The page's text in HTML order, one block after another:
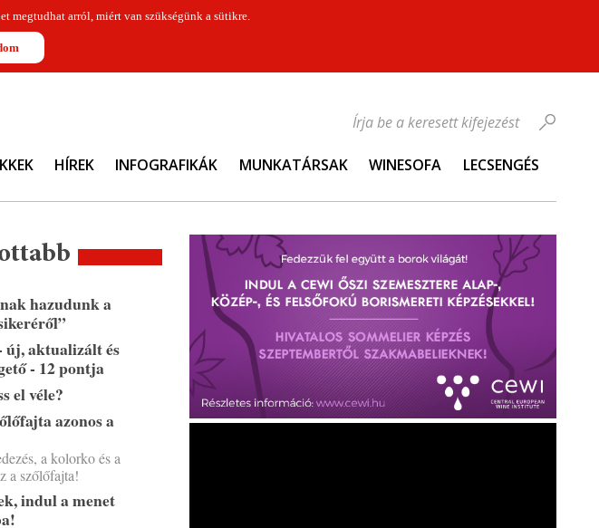
megtudhat arról, miért van szükségünk a sütikre.
HÍREK INFOGRAFIKÁK MUNKATÁRSAK WINESOFA LECSENGÉS
Írja be a keresett kifejezést
hazudunk a
új, aktualizált és
- 12 pontja
el véle?
azonos a
a kolorko és a
a szőlőfajta!
indul a menet